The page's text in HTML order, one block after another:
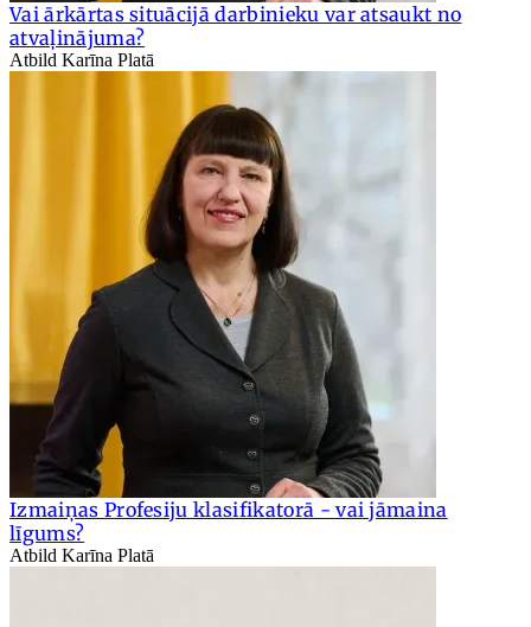
Vai ārkārtas situācijā darbinieku var atsaukt no
atvaļinājuma?
Atbild Karīna Platā
Izmaiņas Profesiju klasifikatorā - vai jāmaina
līgums?
Atbild Karīna Platā